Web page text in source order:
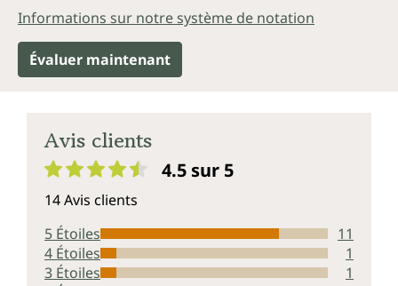
Informations sur notre système de notation
Évaluer maintenant
Avis clients
4.5 sur 5
14 Avis clients
5 Étoiles
11
4 Étoiles
1
3 Étoiles
1